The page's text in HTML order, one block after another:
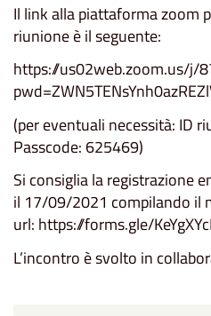
Il link alla piattaforma zoom
riunione è il seguente:
https://us02web.zoom.us/j/
(per eventuali necessità: ID
Passcode: 625469)
Si consiglia la registrazione
il 17/09/2021 compilando il
url: https://forms.gle/
L’incontro è svolto in